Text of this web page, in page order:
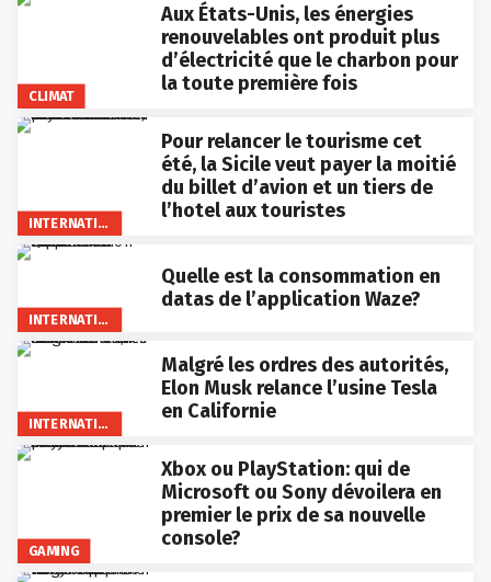
CLIMAT
Aux États-Unis, les énergies
renouvelables ont produit plus
d’électricité que le charbon pour
la toute première fois
INTERNATIONAL
Pour relancer le tourisme cet
été, la Sicile veut payer la moitié
du billet d’avion et un tiers de
l’hotel aux touristes
INTERNATIONAL
Quelle est la consommation en
datas de l’application Waze?
INTERNATIONAL
Malgré les ordres des autorités,
Elon Musk relance l’usine Tesla
en Californie
GAMING
Xbox ou PlayStation: qui de
Microsoft ou Sony dévoilera en
premier le prix de sa nouvelle
console?